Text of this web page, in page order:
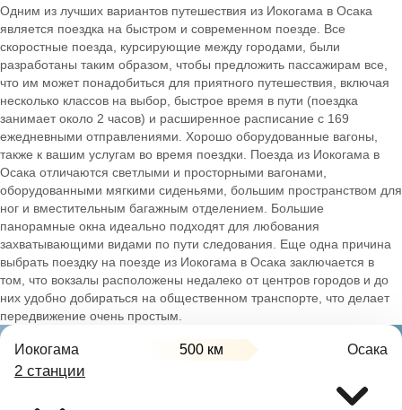
Одним из лучших вариантов путешествия из Иокогама в Осака
является поездка на быстром и современном поезде. Все
скоростные поезда, курсирующие между городами, были
разработаны таким образом, чтобы предложить пассажирам все,
что им может понадобиться для приятного путешествия, включая
несколько классов на выбор, быстрое время в пути (поездка
занимает около 2 часов) и расширенное расписание с 169
ежедневными отправлениями. Хорошо оборудованные вагоны,
также к вашим услугам во время поездки. Поезда из Иокогама в
Осака отличаются светлыми и просторными вагонами,
оборудованными мягкими сиденьями, большим пространством для
ног и вместительным багажным отделением. Большие
панорамные окна идеально подходят для любования
захватывающими видами по пути следования. Еще одна причина
выбрать поездку на поезде из Иокогама в Осака заключается в
том, что вокзалы расположены недалеко от центров городов и до
них удобно добираться на общественном транспорте, что делает
передвижение очень простым.
Иокогама 500 км Осака
2 станции